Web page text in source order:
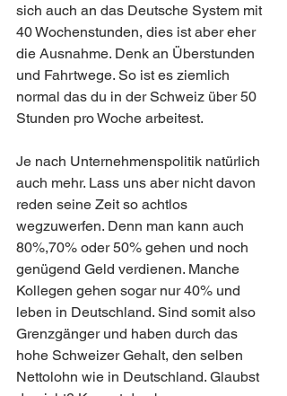
sich auch an das Deutsche System mit
40 Wochenstunden, dies ist aber eher
die Ausnahme. Denk an Überstunden
und Fahrtwege. So ist es ziemlich
normal das du in der Schweiz über 50
Stunden pro Woche arbeitest.
Je nach Unternehmenspolitik natürlich
auch mehr. Lass uns aber nicht davon
reden seine Zeit so achtlos
wegzuwerfen. Denn man kann auch
80%,70% oder 50% gehen und noch
genügend Geld verdienen. Manche
Kollegen gehen sogar nur 40% und
leben in Deutschland. Sind somit also
Grenzgänger und haben durch das
hohe Schweizer Gehalt, den selben
Nettolohn wie in Deutschland. Glaubst